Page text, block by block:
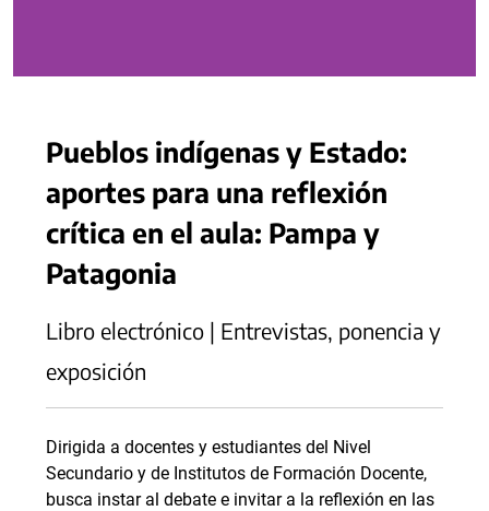
Pueblos indígenas y Estado:
aportes para una reflexión
crítica en el aula: Pampa y
Patagonia
Libro electrónico | Entrevistas, ponencia y
exposición
Dirigida a docentes y estudiantes del Nivel
Secundario y de Institutos de Formación Docente,
busca instar al debate e invitar a la reflexión en las